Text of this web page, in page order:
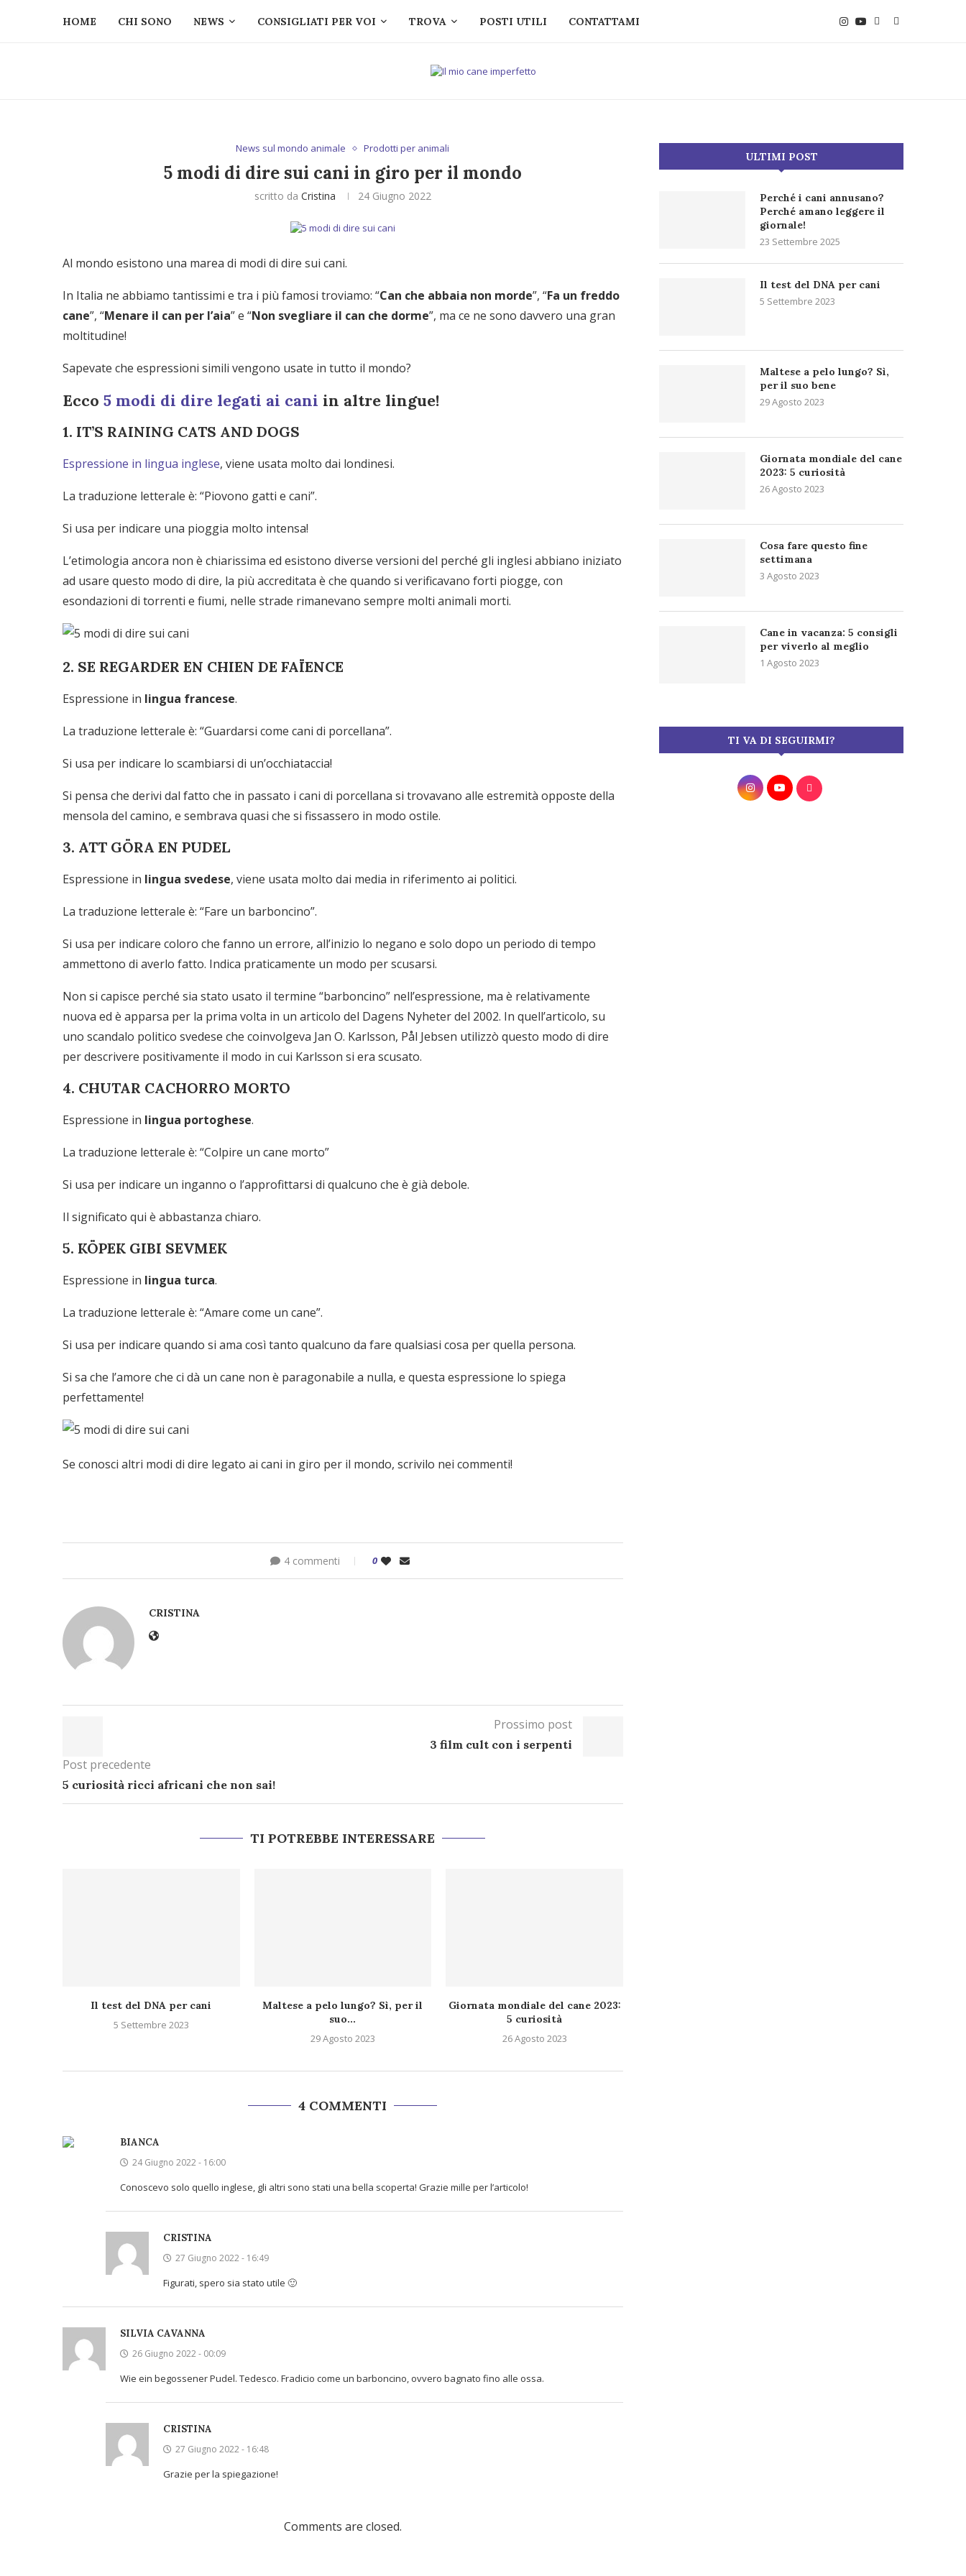
HOME CHI SONO NEWS CONSIGLIATI PER VOI TROVA POSTI UTILI CONTATTAMI
News sul mondo animale Prodotti per animali
5 modi di dire sui cani in giro per il mondo
scritto da Cristina 24 Giugno 2022
Al mondo esistono una marea di modi di dire sui cani.
In Italia ne abbiamo tantissimi e tra i più famosi troviamo: “Can che abbaia non morde”, “Fa un freddo
cane”, “Menare il can per l’aia” e “Non svegliare il can che dorme”, ma ce ne sono davvero una gran
moltitudine!
Sapevate che espressioni simili vengono usate in tutto il mondo?
Ecco 5 modi di dire legati ai cani in altre lingue!
1. IT’S RAINING CATS AND DOGS
Espressione in lingua inglese, viene usata molto dai londinesi.
La traduzione letterale è: “Piovono gatti e cani”.
Si usa per indicare una pioggia molto intensa!
L’etimologia ancora non è chiarissima ed esistono diverse versioni del perché gli inglesi abbiano iniziato
ad usare questo modo di dire, la più accreditata è che quando si verificavano forti piogge, con
esondazioni di torrenti e fiumi, nelle strade rimanevano sempre molti animali morti.
2. SE REGARDER EN CHIEN DE FAÏENCE
Espressione in lingua francese.
La traduzione letterale è: “Guardarsi come cani di porcellana”.
Si usa per indicare lo scambiarsi di un’occhiataccia!
Si pensa che derivi dal fatto che in passato i cani di porcellana si trovavano alle estremità opposte della
mensola del camino, e sembrava quasi che si fissassero in modo ostile.
3. ATT GÖRA EN PUDEL
Espressione in lingua svedese, viene usata molto dai media in riferimento ai politici.
La traduzione letterale è: “Fare un barboncino”.
Si usa per indicare coloro che fanno un errore, all’inizio lo negano e solo dopo un periodo di tempo
ammettono di averlo fatto. Indica praticamente un modo per scusarsi.
Non si capisce perché sia stato usato il termine “barboncino” nell’espressione, ma è relativamente
nuova ed è apparsa per la prima volta in un articolo del Dagens Nyheter del 2002. In quell’articolo, su
uno scandalo politico svedese che coinvolgeva Jan O. Karlsson, Pål Jebsen utilizzò questo modo di dire
per descrivere positivamente il modo in cui Karlsson si era scusato.
4. CHUTAR CACHORRO MORTO
Espressione in lingua portoghese.
La traduzione letterale è: “Colpire un cane morto”
Si usa per indicare un inganno o l’approfittarsi di qualcuno che è già debole.
Il significato qui è abbastanza chiaro.
5. KÖPEK GIBI SEVMEK
Espressione in lingua turca.
La traduzione letterale è: “Amare come un cane”.
Si usa per indicare quando si ama così tanto qualcuno da fare qualsiasi cosa per quella persona.
Si sa che l’amore che ci dà un cane non è paragonabile a nulla, e questa espressione lo spiega
perfettamente!
Se conosci altri modi di dire legato ai cani in giro per il mondo, scrivilo nei commenti!
4 commenti 0
CRISTINA
Post precedente
5 curiosità ricci africani che non sai!
Prossimo post
3 film cult con i serpenti
TI POTREBBE INTERESSARE
Il test del DNA per cani
5 Settembre 2023
Maltese a pelo lungo? Sì, per il
suo...
29 Agosto 2023
Giornata mondiale del cane 2023:
5 curiosità
26 Agosto 2023
4 COMMENTI
BIANCA
24 Giugno 2022 - 16:00
Conoscevo solo quello inglese, gli altri sono stati una bella scoperta! Grazie mille per l’articolo!
CRISTINA
27 Giugno 2022 - 16:49
Figurati, spero sia stato utile 🙂
SILVIA CAVANNA
26 Giugno 2022 - 00:09
Wie ein begossener Pudel. Tedesco. Fradicio come un barboncino, ovvero bagnato fino alle ossa.
CRISTINA
27 Giugno 2022 - 16:48
Grazie per la spiegazione!
Comments are closed.
ULTIMI POST
Perché i cani annusano?
Perché amano leggere il
giornale!
23 Settembre 2025
Il test del DNA per cani
5 Settembre 2023
Maltese a pelo lungo? Sì,
per il suo bene
29 Agosto 2023
Giornata mondiale del cane
2023: 5 curiosità
26 Agosto 2023
Cosa fare questo fine
settimana
3 Agosto 2023
Cane in vacanza: 5 consigli
per viverlo al meglio
1 Agosto 2023
TI VA DI SEGUIRMI?